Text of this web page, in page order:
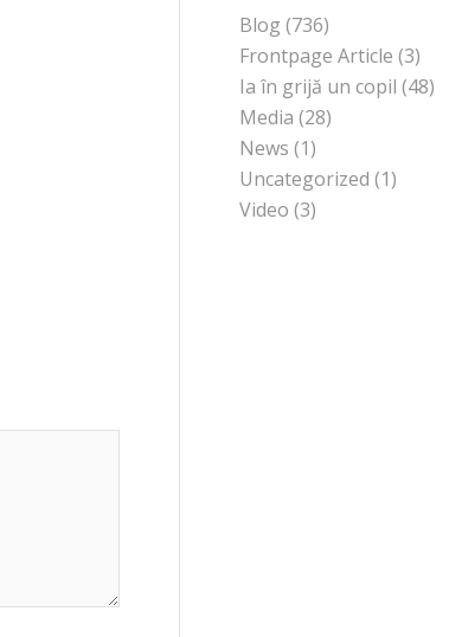
Blog (736)
Frontpage Article (3)
Ia în grijă un copil (48)
Media (28)
News (1)
Uncategorized (1)
Video (3)